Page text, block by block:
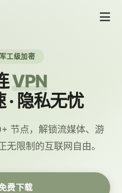
军工级加密
VPN
· 隐私无忧
节点，解锁流媒体、游
无限制的互联网自由。
费下载